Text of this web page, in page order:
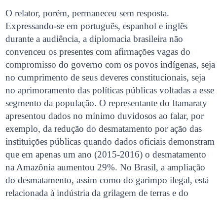
O relator, porém, permaneceu sem resposta.
Expressando-se em português, espanhol e inglês
durante a audiência, a diplomacia brasileira não
convenceu os presentes com afirmações vagas do
compromisso do governo com os povos indígenas, seja
no cumprimento de seus deveres constitucionais, seja
no aprimoramento das políticas públicas voltadas a esse
segmento da população. O representante do Itamaraty
apresentou dados no mínimo duvidosos ao falar, por
exemplo, da redução do desmatamento por ação das
instituições públicas quando dados oficiais demonstram
que em apenas um ano (2015-2016) o desmatamento
na Amazônia aumentou 29%. No Brasil, a ampliação
do desmatamento, assim como do garimpo ilegal, está
relacionada à indústria da grilagem de terras e do